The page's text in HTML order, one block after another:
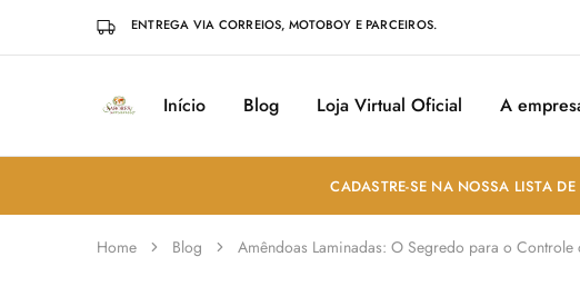
ENTREGA VIA CORREIOS, MOTOBOY E PARCEIROS.
Sabores
Sua
Temperos
em
João
Pessoa
Início Blog Loja Virtual Oficial A
CADASTRE-SE NA NOSSA LISTA
Home Blog Amêndoas Laminadas: O Segredo para o Controle